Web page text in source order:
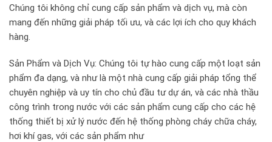
Nước
Chúng tôi không chỉ cung cấp sản phẩm và dịch vụ, mà còn
mang đến những giải pháp tối ưu, và các lợi ích cho quy khách
hàng.
Sản Phẩm và Dịch Vụ: Chúng tôi tự hào cung cấp một loạt sản
phẩm đa dạng, và như là một nhà cung cấp giải pháp tổng thể
chuyên nghiệp và uy tín cho chủ đầu tư dự án, và các nhà thầu
công trình trong nước với các sản phẩm cung cấp cho các hệ
thống thiết bị xử lý nước đến hệ thống phòng cháy chữa cháy,
hơi khí gas, với các sản phẩm như